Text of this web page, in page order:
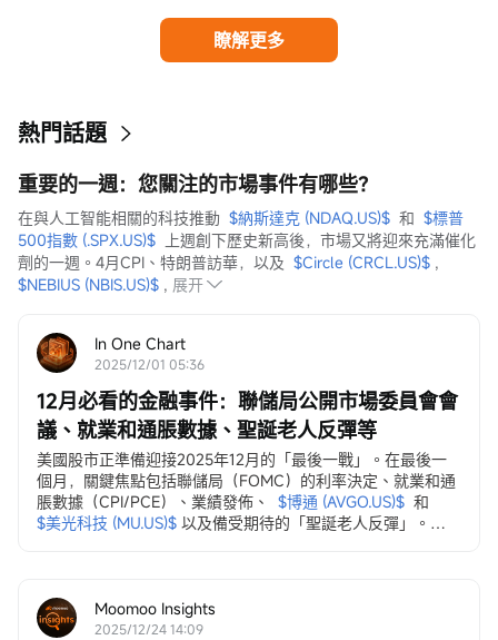
瞭解更多
熱門話題
重要的一週：您關注的市場事件有哪些？
在與人工智能相關的科技推動 $納斯達克 (NDAQ.US)$
  和
$標普
500指數 (.SPX.US)$
  上週創下歷史新高後，市場又將迎來充滿催化
劑的一週。4月CPI、特朗普訪華，以及 $Circle (CRCL.US)$
$NEBIUS (NBIS.US)$ , 展开
In One Chart
2025/12/01 05:36
12月必看的金融事件：聯儲局公開市場委員會會
議、就業和通脹數據、聖誕老人反彈等
美國股市正準備迎接2025年12月的「最後一戰」。在最後一
個月，關鍵焦點包括聯儲局（FOMC）的利率決定、就業和通
脹數據（CPI/PCE）、業績發佈、
$博通 (AVGO.US)$ 和
$美光科技 (MU.US)$ 以及備受期待的「聖誕老人反彈」。
Moomoo Insights
2025/12/24 14:09